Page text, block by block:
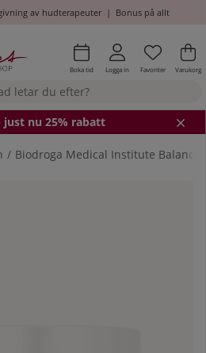
av hudterapeuter| Bonus på allt
Boka tid Logga in Antal i
.
Favoriter .
Varukorg
just nu 25% rabatt
Biodroga Medical Institute